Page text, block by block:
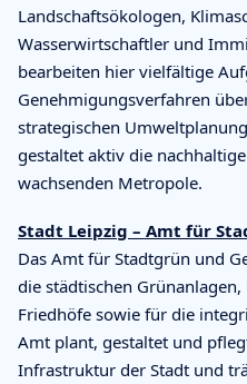
Landschaftsökologen,
Wasserwirtschaftler und
bearbeiten hier vielfältige
Genehmigungsverfahren
strategischen
gestaltet aktiv die
wachsenden Metropole.
Stadt Leipzig – Amt für
Das Amt für Stadtgrün und
die städtischen Grünanlagen,
Friedhöfe sowie für die
Amt plant, gestaltet und
Infrastruktur der Stadt und